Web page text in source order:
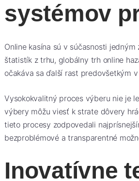
systémov
Online kasína sú v súčasnosti
štatistík z trhu, globálny trh online
očakáva sa ďalší rast predovšetkým
Vysokokvalitný proces výberu nie je
výbery môžu viesť k strate dôvery
tieto procesy zodpovedali
bezproblémové a transparentné
Inovatívne